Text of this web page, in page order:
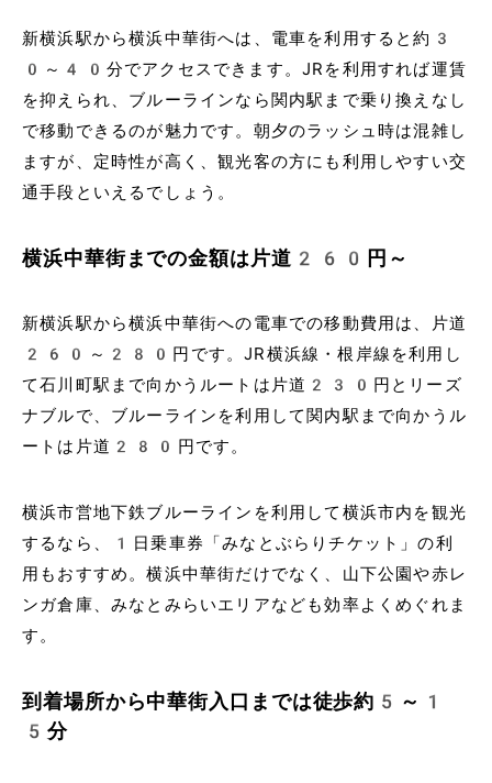
新横浜駅から横浜中華街へは、電車を利用すると約3
0～40分でアクセスできます。JRを利用すれば運賃
を抑えられ、ブルーラインなら関内駅まで乗り換えなし
で移動できるのが魅力です。朝夕のラッシュ時は混雑し
ますが、定時性が高く、観光客の方にも利用しやすい交
通手段といえるでしょう。
横浜中華街までの金額は片道260円～
新横浜駅から横浜中華街への電車での移動費用は、片道
260～280円です。JR横浜線・根岸線を利用し
て石川町駅まで向かうルートは片道230円とリーズ
ナブルで、ブルーラインを利用して関内駅まで向かうル
ートは片道280円です。
横浜市営地下鉄ブルーラインを利用して横浜市内を観光
するなら、1日乗車券「みなとぶらりチケット」の利
用もおすすめ。横浜中華街だけでなく、山下公園や赤レ
ンガ倉庫、みなとみらいエリアなども効率よくめぐれま
す。
到着場所から中華街入口までは徒歩約5～1
5分